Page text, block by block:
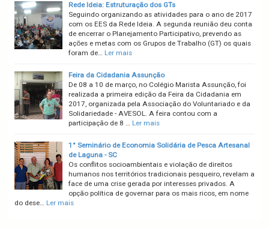
Rede Ideia: Estruturação dos GTs
Seguindo organizando as atividades para o ano de 2017
com os EES da Rede Ideia. A segunda reunião deu conta
de encerrar o Planejamento Participativo, prevendo as
ações e metas com os Grupos de Trabalho (GT) os quais
foram de… Ler mais
Feira da Cidadania Assunção
De 08 a 10 de março, no Colégio Marista Assunção, foi
realizada a primeira edição da Feira da Cidadania em
2017, organizada pela Associação do Voluntariado e da
Solidariedade - AVESOL. A feira contou com a
participação de 8 … Ler mais
1° Seminário de Economia Solidária de Pesca Artesanal
de Laguna - SC
Os conflitos socioambientais e violação de direitos
humanos nos territórios tradicionais pesqueiro, revelam a
face de uma crise gerada por interesses privados. A
opção política de governar para os mais ricos, em nome
do dese… Ler mais